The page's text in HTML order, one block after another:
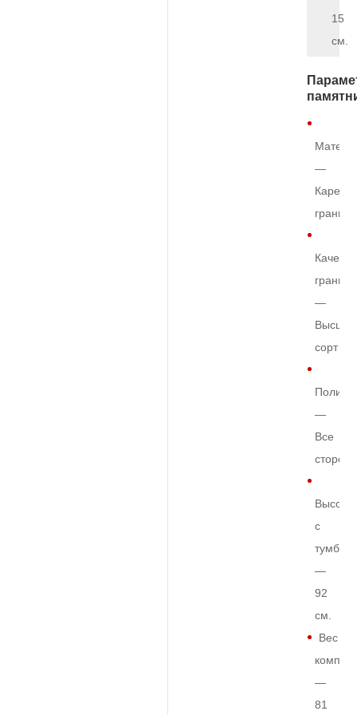
15
см.
—
гранит
гранита
—
Высший
сорт
—
Все
Высота
с
тумбой
—
92
см.
Вес
—
81